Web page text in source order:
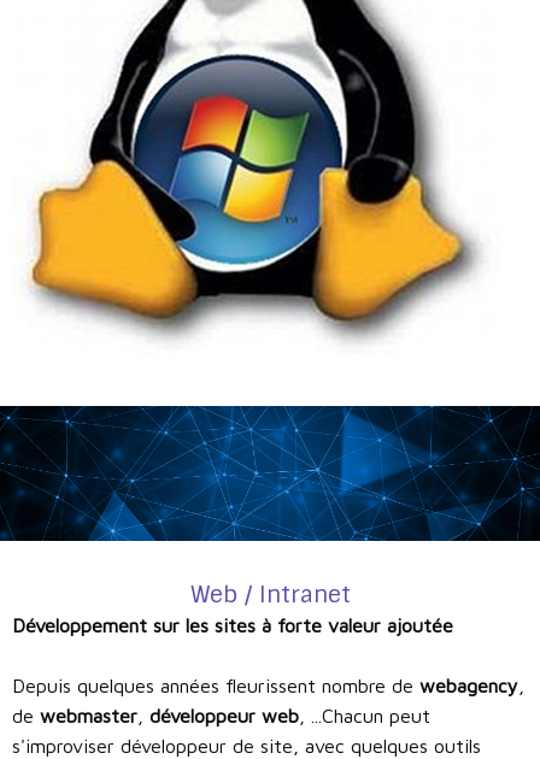
Web / Intranet
Développement sur les sites à forte valeur ajoutée
Depuis quelques années fleurissent nombre de webagency
de webmaster développeur web , ...Chacun peut
s'improviser développeur de site, avec quelques outils